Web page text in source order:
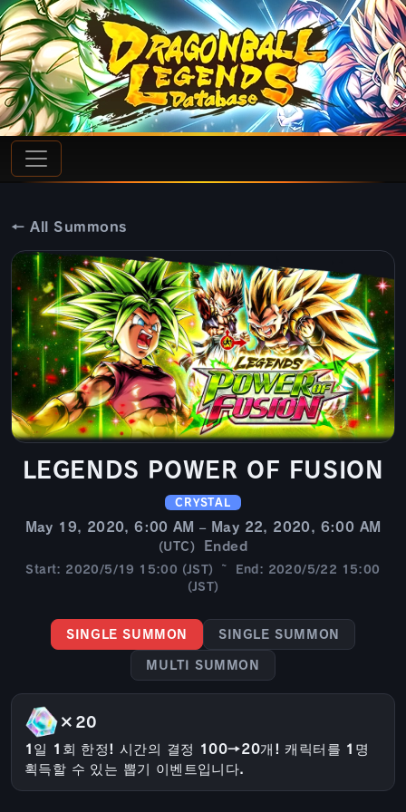
← All Summons
LEGENDS POWER OF FUSION
CRYSTAL
May 19, 2020, 6:00 AM – May 22, 2020, 6:00 AM
(UTC) Ended
Start: 2020/5/19 15:00 (JST) ~ End: 2020/5/22 15:00
(JST)
SINGLE SUMMON SINGLE SUMMON
MULTI SUMMON
×20
1일 1회 한정! 시간의 결정 100→20개! 캐릭터를 1명
획득할 수 있는 뽑기 이벤트입니다.